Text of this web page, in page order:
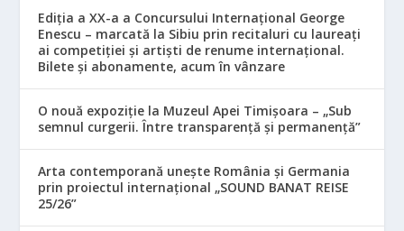
Ediția a XX-a a Concursului Internațional George
Enescu – marcată la Sibiu prin recitaluri cu laureați
ai competiției și artiști de renume internațional.
Bilete și abonamente, acum în vânzare
O nouă expoziție la Muzeul Apei Timișoara – „Sub
semnul curgerii. Între transparență și permanență”
Arta contemporană unește România și Germania
prin proiectul internațional „SOUND BANAT REISE
25/26”